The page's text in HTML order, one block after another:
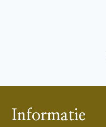
Informatie